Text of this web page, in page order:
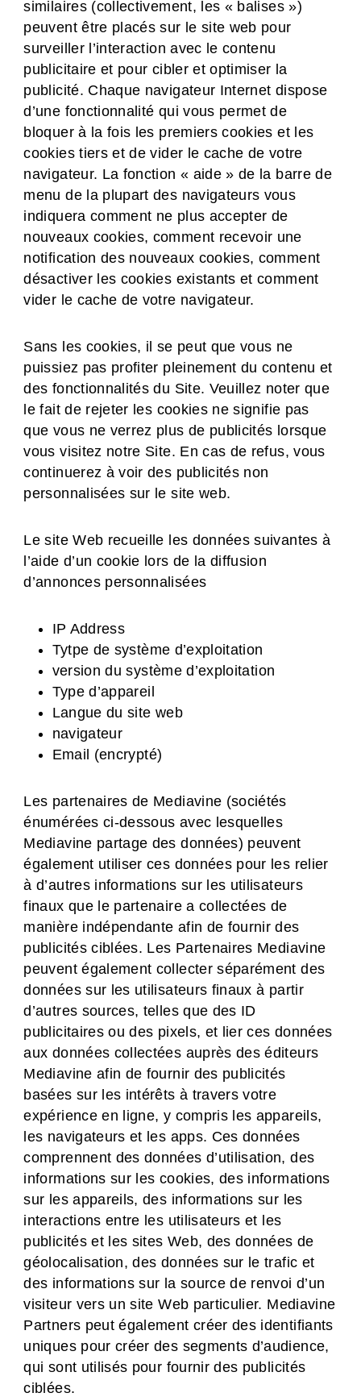
similaires (collectivement, les « balises »)
peuvent être placés sur le site web pour
surveiller l’interaction avec le contenu
publicitaire et pour cibler et optimiser la
publicité. Chaque navigateur Internet dispose
d’une fonctionnalité qui vous permet de
bloquer à la fois les premiers cookies et les
cookies tiers et de vider le cache de votre
navigateur. La fonction « aide » de la barre de
menu de la plupart des navigateurs vous
indiquera comment ne plus accepter de
nouveaux cookies, comment recevoir une
notification des nouveaux cookies, comment
désactiver les cookies existants et comment
vider le cache de votre navigateur.
Sans les cookies, il se peut que vous ne
puissiez pas profiter pleinement du contenu et
des fonctionnalités du Site. Veuillez noter que
le fait de rejeter les cookies ne signifie pas
que vous ne verrez plus de publicités lorsque
vous visitez notre Site. En cas de refus, vous
continuerez à voir des publicités non
personnalisées sur le site web.
Le site Web recueille les données suivantes à
l’aide d’un cookie lors de la diffusion
d’annonces personnalisées
IP Address
Tytpe de système d’exploitation
version du système d’exploitation
Type d’appareil
Langue du site web
navigateur
Email (encrypté)
Les partenaires de Mediavine (sociétés
énumérées ci-dessous avec lesquelles
Mediavine partage des données) peuvent
également utiliser ces données pour les relier
à d’autres informations sur les utilisateurs
finaux que le partenaire a collectées de
manière indépendante afin de fournir des
publicités ciblées. Les Partenaires Mediavine
peuvent également collecter séparément des
données sur les utilisateurs finaux à partir
d’autres sources, telles que des ID
publicitaires ou des pixels, et lier ces données
aux données collectées auprès des éditeurs
Mediavine afin de fournir des publicités
basées sur les intérêts à travers votre
expérience en ligne, y compris les appareils,
les navigateurs et les apps. Ces données
comprennent des données d’utilisation, des
informations sur les cookies, des informations
sur les appareils, des informations sur les
interactions entre les utilisateurs et les
publicités et les sites Web, des données de
géolocalisation, des données sur le trafic et
des informations sur la source de renvoi d’un
visiteur vers un site Web particulier. Mediavine
Partners peut également créer des identifiants
uniques pour créer des segments d’audience,
qui sont utilisés pour fournir des publicités
ciblées.